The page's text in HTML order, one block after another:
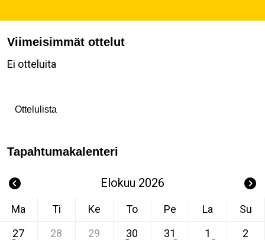
Viimeisimmät ottelut
Ei otteluita
Ottelulista
Tapahtumakalenteri
Elokuu 2026
Ma Ti Ke To Pe La
Su
27
28 29 30 31 1
2